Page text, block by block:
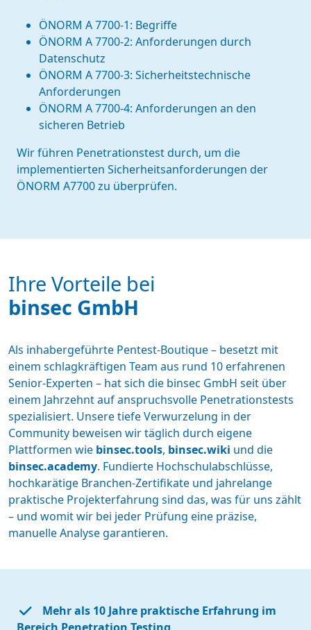
ÖNORM A 7700-1: Begriffe
ÖNORM A 7700-2: Anforderungen durch
Datenschutz
ÖNORM A 7700-3: Sicherheitstechnische
Anforderungen
ÖNORM A 7700-4: Anforderungen an den
sicheren Betrieb
Wir führen Penetrationstest durch, um die
implementierten Sicherheitsanforderungen der
ÖNORM A7700 zu überprüfen.
Ihre Vorteile bei
binsec GmbH
Als inhabergeführte Pentest-Boutique – besetzt mit
einem schlagkräftigen Team aus rund 10 erfahrenen
Senior-Experten – hat sich die binsec GmbH seit über
einem Jahrzehnt auf anspruchsvolle Penetrationstests
spezialisiert. Unsere tiefe Verwurzelung in der
Community beweisen wir täglich durch eigene
Plattformen wie binsec.tools, binsec.wiki und die
binsec.academy. Fundierte Hochschulabschlüsse,
hochkarätige Branchen-Zertifikate und jahrelange
praktische Projekterfahrung sind das, was für uns zählt
– und womit wir bei jeder Prüfung eine präzise,
manuelle Analyse garantieren.
Mehr als 10 Jahre praktische Erfahrung im